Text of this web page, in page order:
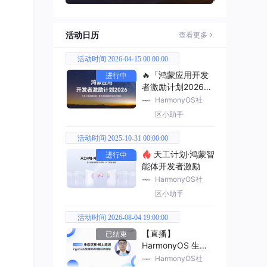
活动日历 查看更多
活动时间 2026-04-15 00:00:00
进行中
🔥「鸿蒙应用开发
者激励计划2026」
已开启HarmonyOS社
区小助手
活动时间 2025-10-31 00:00:00
进行中
能体开发者激励
HarmonyOS社
区小助手
活动时间 2026-08-04 19:00:00
已结束
【直播】
HarmonyOS 生态
学堂·线上培训
HarmonyOS社